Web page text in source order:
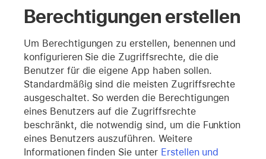
Berechtigungen erstellen
Um Berechtigungen zu erstellen, benennen und
konfigurieren Sie die Zugriffsrechte, die die
Benutzer für die eigene App haben sollen.
Standardmäßig sind die meisten Zugriffsrechte
ausgeschaltet. So werden die Berechtigungen
eines Benutzers auf die Zugriffsrechte
beschränkt, die notwendig sind, um die Funktion
eines Benutzers auszuführen. Weitere
Informationen finden Sie unter Erstellen und